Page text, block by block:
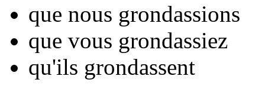
que nous grondassions
que vous grondassiez
qu'ils grondassent